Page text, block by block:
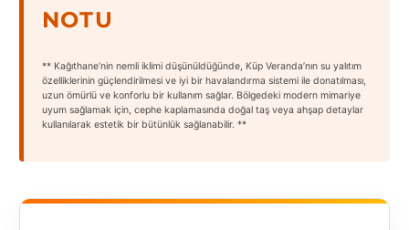
NOTU
** Kağıthane’nin nemli iklimi düşünüldüğünde, Küp Veranda’nın su yalıtım
özelliklerinin güçlendirilmesi ve iyi bir havalandırma sistemi ile donatılması,
uzun ömürlü ve konforlu bir kullanım sağlar. Bölgedeki modern mimariye
uyum sağlamak için, cephe kaplamasında doğal taş veya ahşap detaylar
kullanılarak estetik bir bütünlük sağlanabilir. **
Tüm
Şehirler
Adana
Afyonkarahisar